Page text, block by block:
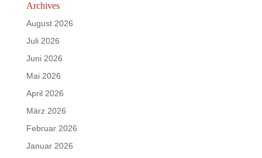
Archives
August 2026
Juli 2026
Juni 2026
Mai 2026
April 2026
März 2026
Februar 2026
Januar 2026